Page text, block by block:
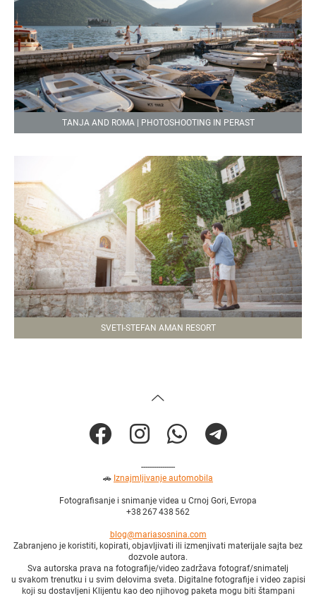
TANJA AND ROMA | PHOTOSHOOTING IN PERAST
SVETI-STEFAN AMAN RESORT
----------------
🚗 Iznajmljivanje automobila
Fotografisanje i snimanje videa u Crnoj Gori, Evropa
+38 267 438 562
blog@mariasosnina.com
Zabranjeno je koristiti, kopirati, objavljivati ili izmenjivati materijale sajta bez
dozvole autora.
Sva autorska prava na fotografije/video zadržava fotograf/snimatelj
u svakom trenutku i u svim delovima sveta. Digitalne fotografije i video zapisi
koji su dostavljeni Klijentu kao deo njihovog paketa mogu biti štampani